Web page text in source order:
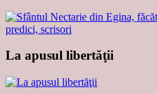
La apusul libertăţii